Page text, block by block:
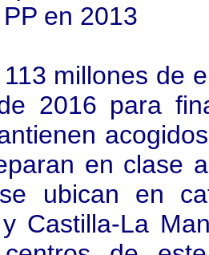
en 2013
millones de
2016 para
en clase
ubican en
Castilla-La